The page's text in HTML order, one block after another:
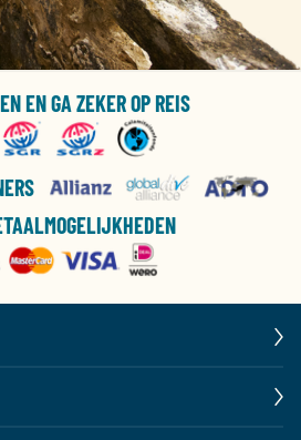
EN GA ZEKER OP REIS